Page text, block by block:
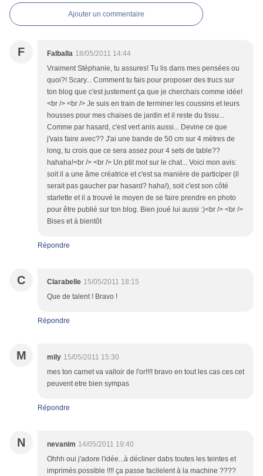
Ajouter un commentaire
F Falballa 18/05/2011 14:44
Vraiment Stéphanie, tu assures! Tu lis dans mes pensées ou
quoi?! Scary... Comment tu fais pour proposer des trucs sur
ton blog que c'est justement ça que je cherchais comme idée!
<br /> <br /> Je suis en train de terminer les coussins et leurs
housses pour mes chaises de jardin et il reste du tissu...
Comme par hasard, c'est vert anis aussi... Devine ce que
j'vais faire avec?? J'ai une bande de 50 cm sur 4 mètres de
long, tu crois que ce sera assez pour 4 sets de table??
hahaha!<br /> <br /> Un ptit mot sur le chat... Voici mon avis:
soit il a une âme créatrice et c'est sa manière de participer (il
serait pas gaucher par hasard? haha!), soit c'est son côté
starlette et il a trouvé le moyen de se faire prendre en photo
pour être publié sur ton blog. Bien joué lui aussi :)<br /> <br />
Bises et à bientôt
Répondre
C Clarabelle 15/05/2011 18:15
Que de talent ! Bravo !
Répondre
M mily 15/05/2011 15:30
mes ton carnet va valloir de l'or!!!! bravo en tout les cas ces cet
peuvent etre bien sympas
Répondre
N nevanim 14/05/2011 19:40
Ohhh oui j'adore l'idée...à décliner dabs toutes les teintes et
imprimés possible !!!! ça passe facilelent à la machine ????